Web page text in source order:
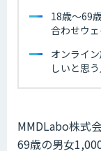
18歳～69
合わせウ
オンライ
しいと思
MMDLabo株式
69歳の男女